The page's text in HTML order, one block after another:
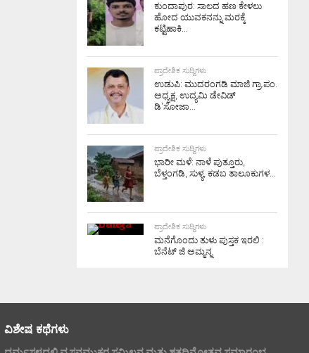
ಕುಂದಾಪುರ: ಸಾಲದ ಹಣ ಕೇಳಲು
ಹೋದ ಯುವಕನನ್ನು ಮರಕ್ಕೆ
ಕಟ್ಟಿಹಾಕಿ...
ಪ್ರಾದೇಶಿಕ ಸುದ್ದಿಗಳು
ಉಡುಪಿ: ಮುದರಂಗಡಿ ಮಾಜಿ ಗ್ರಾ.ಪಂ.
ಅಧ್ಯಕ್ಷ, ಉದ್ಯಮಿ ಡೇವಿಡ್
ಡಿ’ಸೋಜಾ...
ಪ್ರಾದೇಶಿಕ ಸುದ್ದಿಗಳು
ಭಾರೀ ಮಳೆ: ನಾಳೆ ಪುತ್ತೂರು,
ಬೆಳ್ತಂಗಡಿ, ಸುಳ್ಯ, ಕಡಬ ತಾಲೂಕುಗಳ...
ಪ್ರಾದೇಶಿಕ ಸುದ್ದಿಗಳು
ಮನೆಗೊಂದು ತುಳು ಪುಸ್ತಕ ಇರಲಿ :
ಬೆನೆಟ್ ಜಿ ಅಮ್ಮನ್ನ
ವಿಶೇಷ ಕಥೆಗಳು